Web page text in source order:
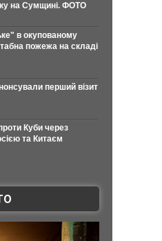
на Сумщині. ФОТО
в окупованому
пожежа на складі
перший візит
Куби через
та Китаєм